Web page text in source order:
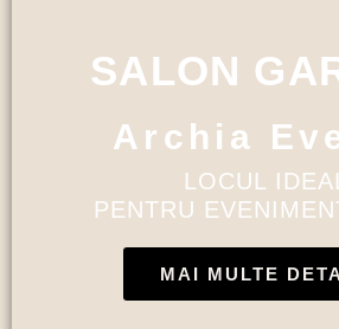
SALON
Archia
LOCUL IDEAL
PENTRU
MAI MULTE